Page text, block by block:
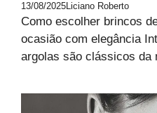
13/08/2025Liciano Roberto
Como escolher brincos
ocasião com elegância
argolas são clássicos da